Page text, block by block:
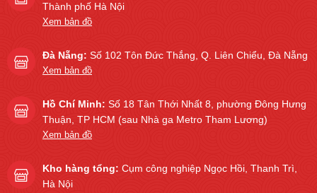
Thành phố Hà Nội
Xem bản đồ
Đà Nẵng: Số 102 Tôn Đức Thắng, Q. Liên Chiểu, Đà Nẵng
Xem bản đồ
Hồ Chí Minh: Số 18 Tân Thới Nhất 8, phường Đông Hưng
Thuận, TP HCM (sau Nhà ga Metro Tham Lương)
Xem bản đồ
Kho hàng tổng: Cụm công nghiệp Ngọc Hồi, Thanh Trì,
Hà Nội